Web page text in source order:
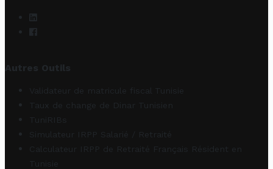
Autres Outils
Validateur de matricule fiscal Tunisie
Taux de change de Dinar Tunisien
TuniRIBs
Simulateur IRPP Salarié / Retraité
Calculateur IRPP de Retraité Français Résident en
Tunisie